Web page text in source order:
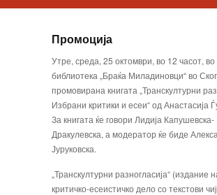
Промоција
Утре, среда, 25 октомври, во 12 часот, во
библиотека „Браќа Миладиновци“ во
промовирана книгата „Транскултурни
Избрани критики и есеи“ од Анастасија
За книгата ќе говори Лидија Капушевска-
Дракулевска, а модератор ќе биде
Јуруковска.
„Транскултурни разногласија“
критичко-есеистичко дело со текстови